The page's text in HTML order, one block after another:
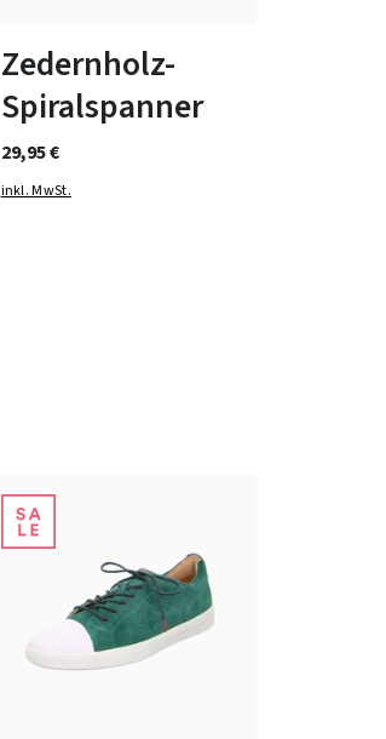
Zedernholz-
Spiralspanner
29,95 €
inkl. MwSt.